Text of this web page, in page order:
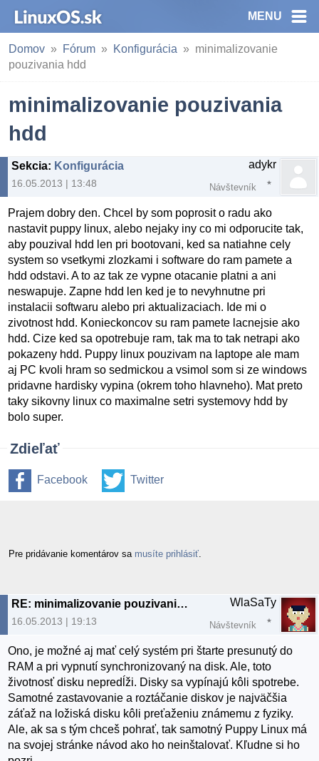
MENU
Domov Fórum Konfigurácia
minimalizovanie
pouzivania hdd
minimalizovanie pouzivania
hdd
Sekcia: Konfigurácia
16.05.2013 | 13:48
adykr
Návštevník
Prajem dobry den. Chcel by som poprosit o radu ako
nastavit puppy linux, alebo nejaky iny co mi odporucite tak,
aby pouzival hdd len pri bootovani, ked sa natiahne cely
system so vsetkymi zlozkami i software do ram pamete a
hdd odstavi. A to az tak ze vypne otacanie platni a ani
neswapuje. Zapne hdd len ked je to nevyhnutne pri
instalacii softwaru alebo pri aktualizaciach. Ide mi o
zivotnost hdd. Konieckoncov su ram pamete lacnejsie ako
hdd. Cize ked sa opotrebuje ram, tak ma to tak netrapi ako
pokazeny hdd. Puppy linux pouzivam na laptope ale mam
aj PC kvoli hram so sedmickou a vsimol som si ze windows
pridavne hardisky vypina (okrem toho hlavneho). Mat preto
taky sikovny linux co maximalne setri systemovy hdd by
bolo super.
Zdieľať
Facebook Twitter
Pre pridávanie komentárov sa musíte prihlásiť
RE: minimalizovanie pouzivania hdd
16.05.2013 | 19:13
WlaSaTy
Návštevník
Ono, je možné aj mať celý systém pri štarte presunutý do
RAM a pri vypnutí synchronizovaný na disk. Ale, toto
životnosť disku nepredĺži. Disky sa vypínajú kôli spotrebe.
Samotné zastavovanie a roztáčanie diskov je najväčšia
záťaž na ložiská disku kôli preťaženiu známemu z fyziky.
Ale, ak sa s tým chceš pohrať, tak samotný Puppy Linux má
na svojej stránke návod ako ho neinštalovať. Kľudne si ho